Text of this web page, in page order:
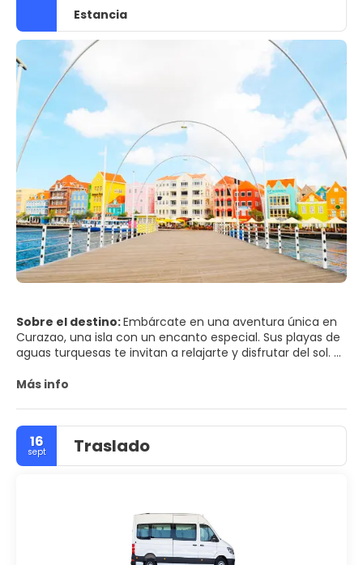
Estancia
Sobre el destino:Embárcate en una aventura única en
Curazao, una isla con un encanto especial. Sus playas de
aguas turquesas te invitan a relajarte y disfrutar del sol. ⁣
Descubre la belleza arquitectónica de Willemstad, con
Con resorts todo incluido y actividades emocionantes,
Curazao te brinda una experiencia inolvidable.⁣
>Explora el encanto colonial de Willemstad.⁣
>Buceo y snorkel en el Parque Nacional Submarino de
Más info
16
sept Traslado